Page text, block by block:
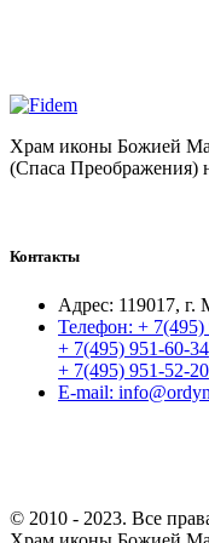
Храм иконы Божией
(Спаса
Контакты
Адрес: 119017, г.
Телефон: +
+ 7(495) 951-60-34
+ 7(495) 951-52-20
E-mail:
© 2010 - 2023. Все